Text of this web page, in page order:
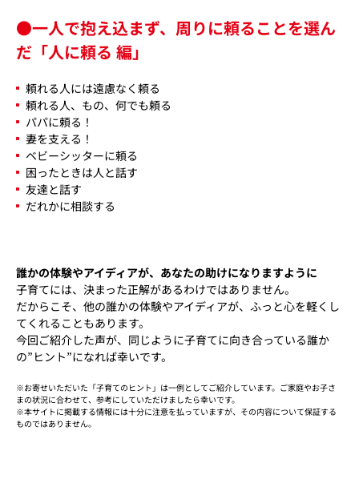
●一人で抱え込まず、周りに頼ることを選ん
だ「人に頼る 編」
頼れる人には遠慮なく頼る
頼れる人、もの、何でも頼る
パパに頼る！
妻を支える！
ベビーシッターに頼る
困ったときは人と話す
友達と話す
だれかに相談する
誰かの体験やアイディアが、あなたの助けになりますように
子育てには、決まった正解があるわけではありません。
だからこそ、他の誰かの体験やアイディアが、ふっと心を軽くし
てくれることもあります。
今回ご紹介した声が、同じように子育てに向き合っている誰か
の”ヒント”になれば幸いです。
※お寄せいただいた「子育てのヒント」は一例としてご紹介しています。ご家庭やお子さ
まの状況に合わせて、参考にしていただけましたら幸いです。
※本サイトに掲載する情報には十分に注意を払っていますが、その内容について保証する
ものではありません。